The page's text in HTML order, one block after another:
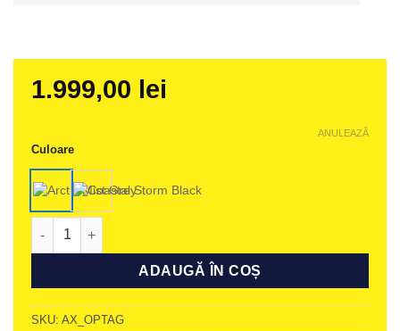
1.999,00 lei
Culoare
ANULEAZĂ
Cantitate Scaun Auto Rear Facing Axkid Minikid Core
ADAUGĂ ÎN COȘ
SKU: AX_OPTAG